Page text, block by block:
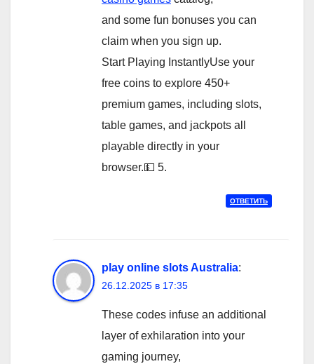
and some fun bonuses you can
claim when you sign up.
Start Playing InstantlyUse your
free coins to explore 450+
premium games, including slots,
table games, and jackpots all
playable directly in your
browser.💵 5.
ОТВЕТИТЬ
play online slots Australia:
26.12.2025 в 17:35
These codes infuse an additional
layer of exhilaration into your
gaming journey,